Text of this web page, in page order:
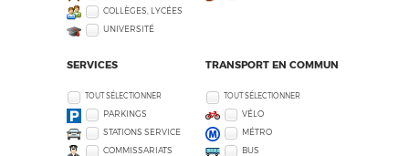
COLLÈGES, LYCÉES
UNIVERSITÉ
SERVICES
TOUT SÉLECTIONNER
PARKINGS
STATIONS SERVICE
COMMISSARIATS
TRANSPORT EN COMMUN
TOUT SÉLECTIONNER
VÉLO
MÉTRO
BUS